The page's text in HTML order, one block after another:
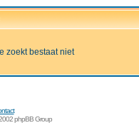
zoekt bestaat niet
phpBB Group